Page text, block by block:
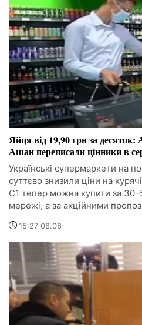
Яйця від 19,90 грн за
Ашан переписали цінники в
Українські супермаркети на
суттєво знизили ціни на
С1 тепер можна купити за
мережі, а за акційними
15:27 08.08